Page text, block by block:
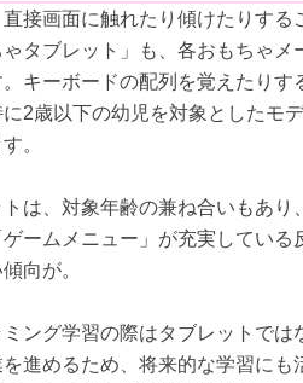
接画面に触れたり傾けたりする
タブレット」も、各おもちゃメ
キーボードの配列を覚えたりす
2歳以下の幼児を対象としたモデ
。
は、対象年齢の兼ね合いもあり
ームメニュー」が充実している
向が。
ング学習の際はタブレットでは
進めるため、将来的な学習にも